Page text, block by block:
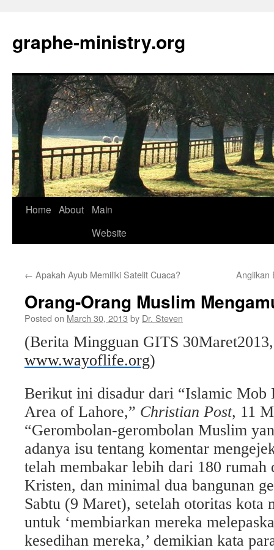
content
graphe-ministry.org
Home About
Main
Website
← Apakah Ayub Memiliki Satelit Cuaca? Anglikan
Orang-Orang Muslim
Posted on March 30, 2013 by Dr. Steven
(Berita Mingguan GITS 30Maret2013
www.wayoflife.org)
Berikut ini disadur dari “Islamic Mob
Area of Lahore,” Christian Post, 11
“Gerombolan-gerombolan Muslim
adanya isu tentang komentar
telah membakar lebih dari 180 rumah
Kristen, dan minimal dua bangunan
Sabtu (9 Maret), setelah otoritas kota
untuk ‘membiarkan mereka
kesedihan mereka,’ demikian kata